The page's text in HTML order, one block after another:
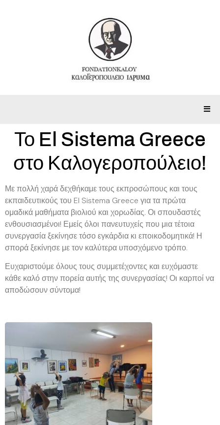
Το El Sistema Greece
στο Καλογεροπούλειο!
Με πολλή χαρά δεχθήκαμε τους εκπροσώπους και τους
εκπαιδευτικούς του El Sistema Greece για τα πρώτα
ομαδικά μαθήματα βιολιού και χορωδίας. Οι σπουδαστές
ενθουσιασμένοι! Εμείς όλοι πανευτυχείς που μια τέτοια
συνεργασία ξεκίνησε τόσο εγκάρδια κι εποικοδομητικά! Η
σπορά ξεκίνησε με τον καλύτερα υποσχόμενο τρόπο.
Ευχαριστούμε όλους τους συμμετέχοντες και ευχόμαστε
κάθε καλό στην πορεία αυτής της συνεργασίας! Οι καρποί να
αποδώσουν σύντομα!